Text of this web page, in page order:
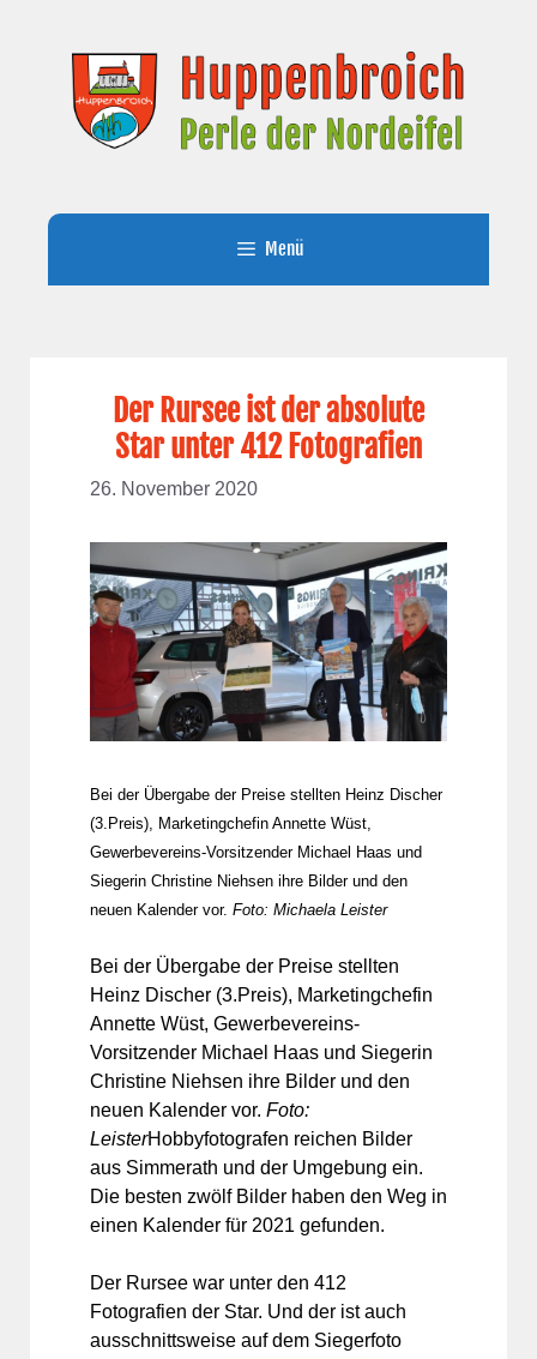
springen
Menü
Der Rursee ist der absolute
Star unter 412 Fotografien
26. November 2020
Bei der Übergabe der Preise stellten Heinz Discher
(3.Preis), Marketingchefin Annette Wüst,
Gewerbevereins-Vorsitzender Michael Haas und
Siegerin Christine Niehsen ihre Bilder und den
neuen Kalender vor. Foto: Michaela Leister
Bei der Übergabe der Preise stellten
Heinz Discher (3.Preis), Marketingchefin
Annette Wüst, Gewerbevereins-
Vorsitzender Michael Haas und Siegerin
Christine Niehsen ihre Bilder und den
neuen Kalender vor. Foto:
LeisterHobbyfotografen reichen Bilder
aus Simmerath und der Umgebung ein.
Die besten zwölf Bilder haben den Weg in
einen Kalender für 2021 gefunden.
Der Rursee war unter den 412
Fotografien der Star. Und der ist auch
ausschnittsweise auf dem Siegerfoto